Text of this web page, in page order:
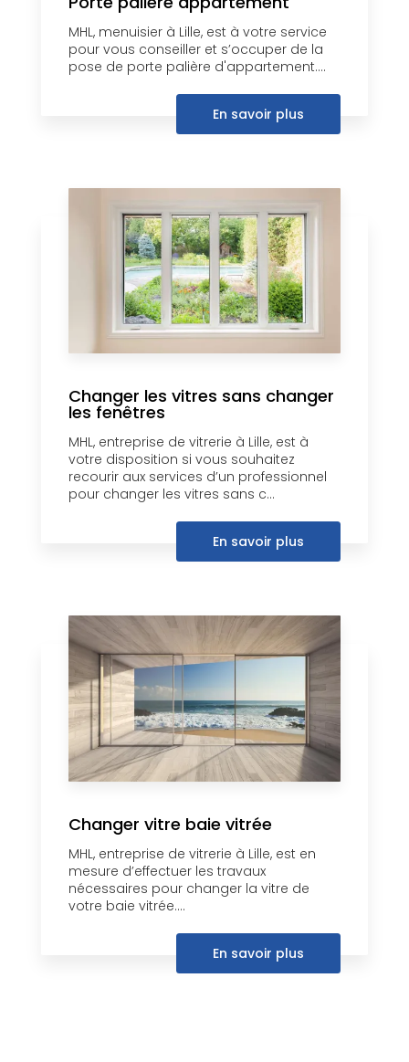
MHL, menuisier à Lille, est à votre service
pour vous conseiller et s’occuper de la
pose de porte palière d'appartement....
En savoir plus
Changer les vitres sans changer
les fenêtres
MHL, entreprise de vitrerie à Lille, est à
votre disposition si vous souhaitez
recourir aux services d’un professionnel
pour changer les vitres sans c...
En savoir plus
Changer vitre baie vitrée
MHL, entreprise de vitrerie à Lille, est en
mesure d’effectuer les travaux
nécessaires pour changer la vitre de
votre baie vitrée....
En savoir plus